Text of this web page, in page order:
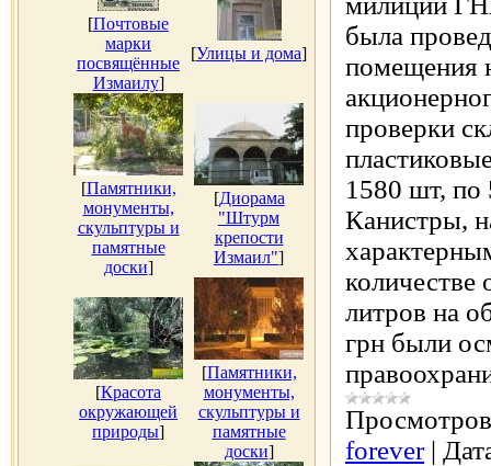
[Почтовые
марки
посвящённые
Измаилу]
[Улицы и дома]
[Памятники,
монументы,
скульптуры и
памятные
доски]
[Диорама
"Штурм
крепости
Измаил"]
[Красота
окружающей
природы]
[Памятники,
монументы,
скульптуры и
памятные
доски]
была
помещения
проверки
1580 шт, по
Канистры,
количестве
литров на
грн были
forever |